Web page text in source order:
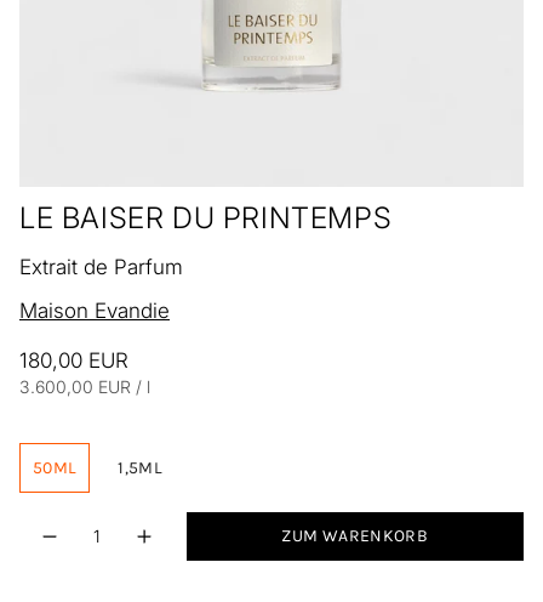
LE BAISER DU PRINTEMPS
Extrait de Parfum
Maison Evandie
180,00 EUR
Einheitspreis
3.600,00 EUR /pro
l
50ML 1,5ML
ZUM WARENKORB